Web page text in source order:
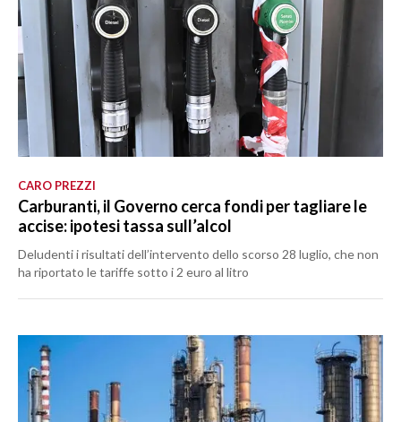
CARO PREZZI
Carburanti, il Governo cerca fondi per tagliare le
accise: ipotesi tassa sull’alcol
Deludenti i risultati dell’intervento dello scorso 28 luglio, che non
ha riportato le tariffe sotto i 2 euro al litro